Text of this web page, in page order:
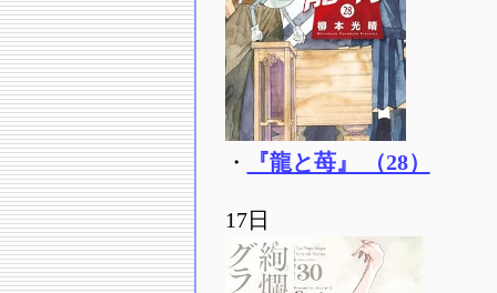
・ 『龍と苺』 （28）
17日